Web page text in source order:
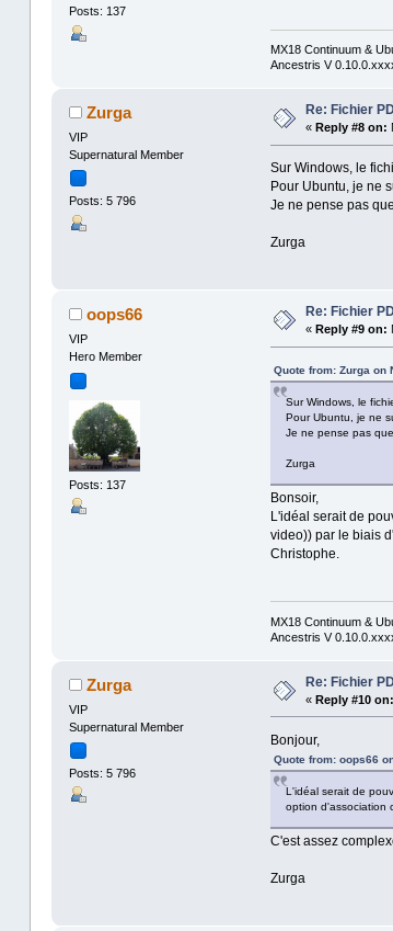
Posts: 137
MX18 Continuum &
Ancestris V
Zurga
VIP
Supernatural Member
Posts: 5 796
Re: Fichier
« Reply #8 on:
Sur Windows, le
Pour Ubuntu, je ne
Je ne pense pas
Zurga
oops66
VIP
Hero Member
Posts: 137
Re: Fichier
« Reply #9 on:
Quote from: Zurga on
Sur Windows, le
Pour Ubuntu, je ne
Je ne pense pas
Zurga
Bonsoir,
L'idéal serait de
video)) par le biais
Christophe.
MX18 Continuum &
Ancestris V
Zurga
VIP
Supernatural Member
Posts: 5 796
Re: Fichier
« Reply #10 on:
Bonjour,
Quote from: oops66
L'idéal serait de
option d'association
C'est assez
Zurga